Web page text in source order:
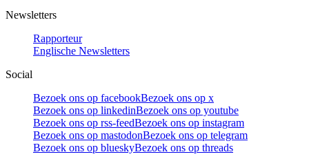
Newsletters
Rapporteur
Englische Newsletters
Social
Bezoek ons op facebookBezoek ons op x
Bezoek ons op linkedinBezoek ons op youtube
Bezoek ons op rss-feedBezoek ons op instagram
Bezoek ons op mastodonBezoek ons op telegram
Bezoek ons op blueskyBezoek ons op threads